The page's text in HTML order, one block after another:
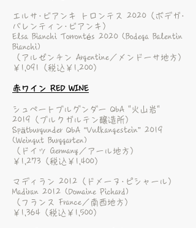
エルサ･ビアンキ トロンテス 2020（ボデガ･
バレンティン･ビアンキ）
Elsa Bianchi Torrontés 2020 (Bodega Balentin
Bianchi)
（アルゼンチン Argentine／メンドーサ地方）
￥1,091（税込￥1,200）
赤ワイン RED WINE
シュペートブルグンダー QbA "火山岩"
2019（ブルクガルテン醸造所）
Spätburgunder QbA “Vulkangestein” 2019
(Weingut Burggarten)
（ドイツ Germany／アール地方）
￥1,273（税込￥1,400）
マディラン 2012（ドメーヌ･ピシャール）
Madiran 2012 (Domaine Pichard)
（フランス France／南西地方）
￥1,364（税込￥1,500）